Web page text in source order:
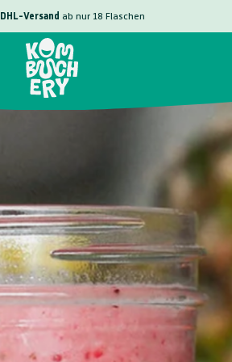
DHL-Versand ab nur 18 Flaschen
100.000
Kombuchery